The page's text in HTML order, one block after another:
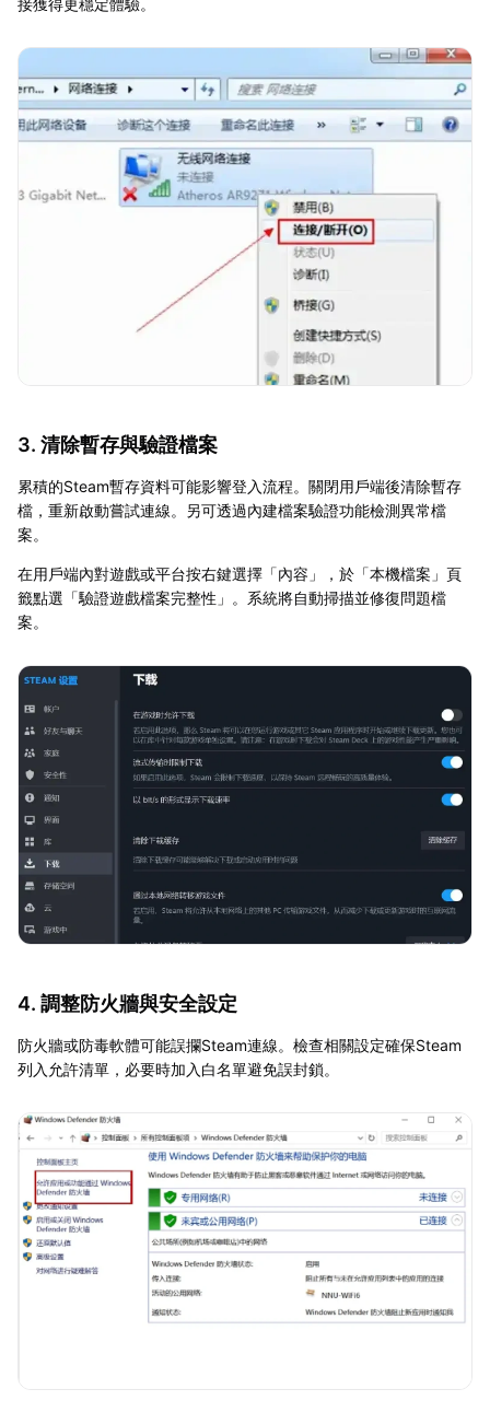
接獲得更穩定體驗。
3. 清除暫存與驗證檔案
累積的Steam暫存資料可能影響登入流程。關閉用戶端後清除暫存
檔，重新啟動嘗試連線。另可透過內建檔案驗證功能檢測異常檔
案。
在用戶端內對遊戲或平台按右鍵選擇「內容」，於「本機檔案」頁
籤點選「驗證遊戲檔案完整性」。系統將自動掃描並修復問題檔
案。
4. 調整防火牆與安全設定
防火牆或防毒軟體可能誤攔Steam連線。檢查相關設定確保Steam
列入允許清單，必要時加入白名單避免誤封鎖。